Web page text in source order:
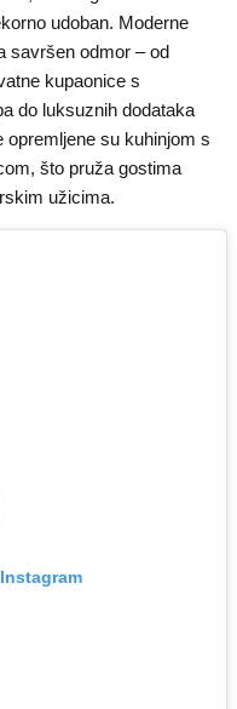
udoban. Moderne
savršen odmor – od
kupaonice s
do luksuznih dodataka
opremljene su kuhinjom s
što pruža gostima
užicima.